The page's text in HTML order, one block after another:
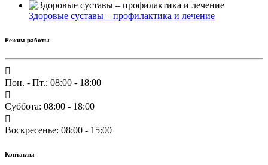
Здоровые суставы – профилактика и лечение
Режим работы
Пон. - Пт.: 08:00 - 18:00
Суббота: 08:00 - 18:00
Воскресенье: 08:00 - 15:00
Контакты